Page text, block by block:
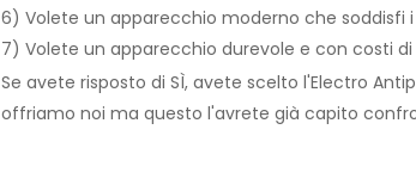
6) Volete un apparecchio moderno che soddisfi i
7) Volete un apparecchio durevole e con costi
Se avete risposto di SÌ, avete scelto l'Electro
offriamo noi ma questo l'avrete già capito